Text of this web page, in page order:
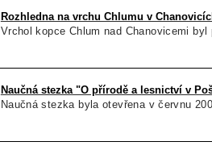
Rozhledna na vrchu Chlumu v
Vrchol kopce Chlum nad Chanovicemi byl
Naučná stezka "O přírodě a lesnictví v
Naučná stezka byla otevřena v červnu